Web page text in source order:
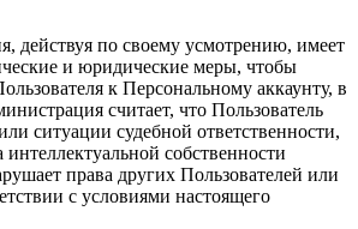
действуя по своему усмотрению, имеет
и юридические меры, чтобы
к Персональному аккаунту, в
считает, что Пользователь
ситуации судебной ответственности,
собственности
права других Пользователей или
с условиями настоящего